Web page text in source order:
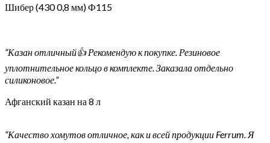
Шибер (430 0,8 мм) Ф115
“Казан отличный👍 Рекомендую к покупке. Резиновое
уплотнительное кольцо в комплекте. Заказала отдельно
силиконовое.”
Афганский казан на 8 л
“Качество хомутов отличное, как и всей продукции Ferrum. Я